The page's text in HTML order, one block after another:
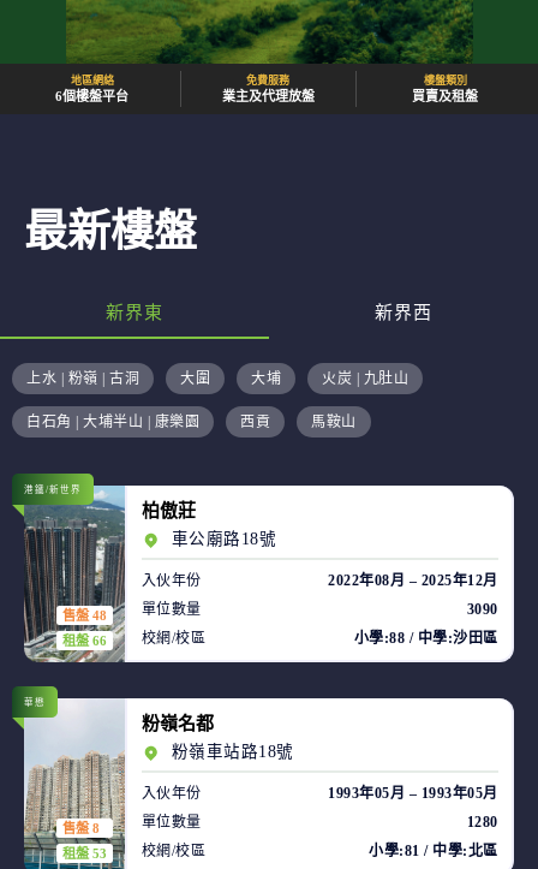
地區網絡
6個樓盤平台
免費服務
業主及代理放盤
樓盤類別
買賣及租盤
最新樓盤
新界東 新界西
上水 | 粉嶺 | 古洞 大圍 大埔 火炭 | 九肚山
白石角 | 大埔半山 | 康樂園 西貢 馬鞍山
售盤 48
租盤 66
港鐵/新世界
柏傲莊
車公廟路18號
入伙年份
2022年08月 – 2025年12月
單位數量
3090
校網/校區
小學:88 / 中學:沙田區
售盤 8
租盤 53
華懋
粉嶺名都
粉嶺車站路18號
入伙年份
1993年05月 – 1993年05月
單位數量
1280
校網/校區
小學:81 / 中學:北區